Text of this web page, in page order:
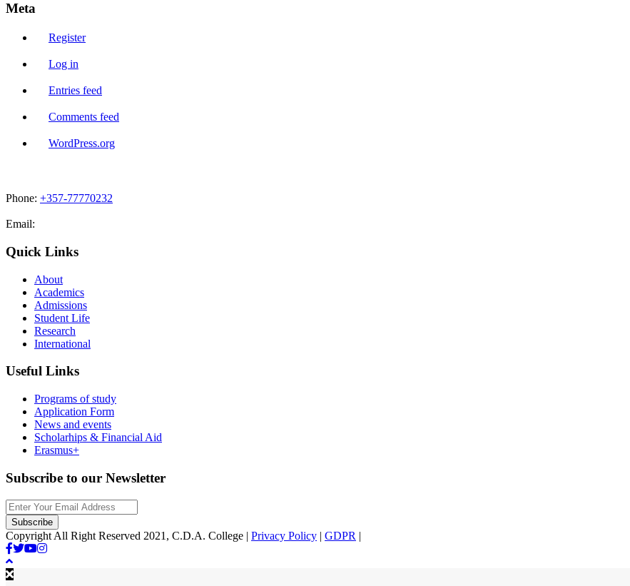
Meta
Register
Log in
Entries feed
Comments feed
WordPress.org
Phone: +357-77770232
Email:
Quick Links
About
Academics
Admissions
Student Life
Research
International
Useful Links
Programs of study
Application Form
News and events
Scholarhips & Financial Aid
Erasmus+
Subscribe to our Newsletter
Copyright All Right Reserved 2021, C.D.A. College | Privacy Policy | GDPR |